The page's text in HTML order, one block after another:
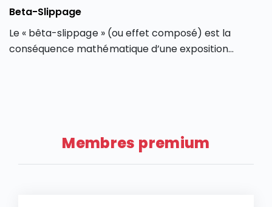
Beta-Slippage
Le « bêta-slippage » (ou effet composé) est la
conséquence mathématique d’une exposition
Membres premium